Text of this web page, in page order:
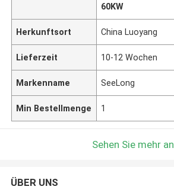
60KW
Herkunftsort China Luoyang
Lieferzeit 10-12 Wochen
Markenname SeeLong
Min Bestellmenge 1
Sehen Sie mehr an
ÜBER UNS